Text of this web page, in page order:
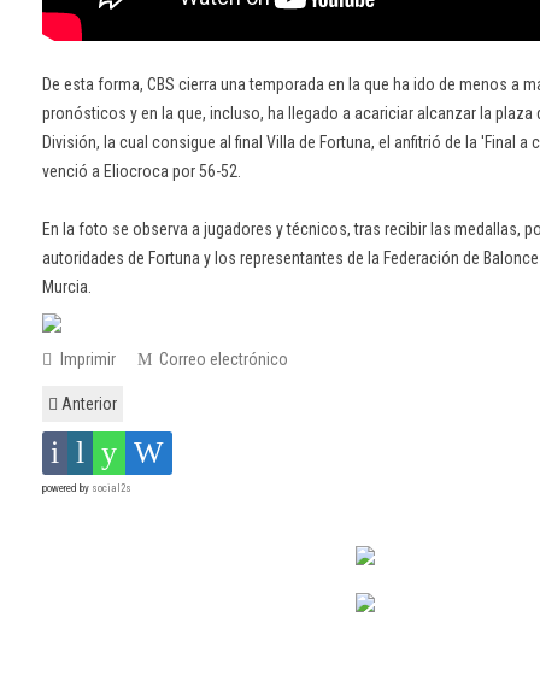
De esta forma, CBS cierra una temporada en la que ha ido de menos a
pronósticos y en la que, incluso, ha llegado a acariciar alcanzar la plaza
División, la cual consigue al final Villa de Fortuna, el anfitrió de la 'Final a
venció a Eliocroca por 56-52.
En la foto se observa a jugadores y técnicos, tras recibir las medallas,
autoridades de Fortuna y los representantes de la Federación de
Murcia.
Imprimir Correo electrónico
Anterior
powered by social2s